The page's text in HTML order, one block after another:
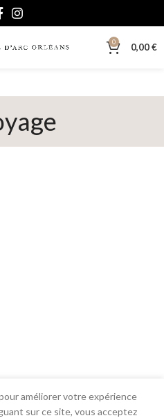
0 0,00€
améliorer votre expérience
sur ce site, vous acceptez